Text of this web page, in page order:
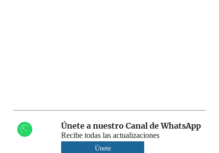
Únete a nuestro Canal de WhatsApp
Recibe todas las actualizaciones
Únete